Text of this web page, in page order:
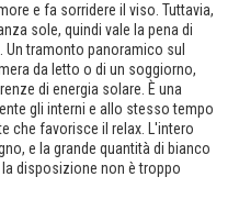
e fa sorridere il viso. Tuttavia,
sole, quindi vale la pena di
tramonto panoramico sul
da letto o di un soggiorno,
di energia solare. È una
gli interni e allo stesso tempo
che favorisce il relax. L'intero
e la grande quantità di bianco
disposizione non è troppo